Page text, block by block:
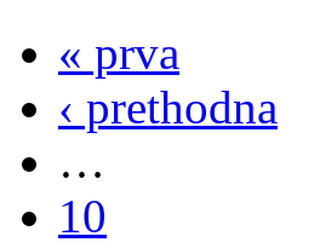
« prva
‹ prethodna
…
10